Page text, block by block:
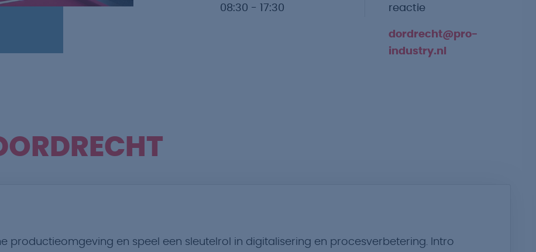
08:30 - 17:30
reactie
dordrecht@pro-
industry.nl
productieomgeving en speel een sleutelrol in digitalisering en procesverbetering. Intro